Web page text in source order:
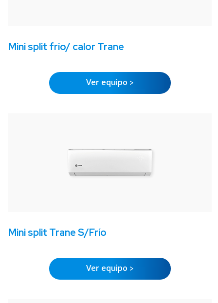
Mini split frío/ calor Trane
Ver equipo >
Mini split Trane S/Frío
Ver equipo >